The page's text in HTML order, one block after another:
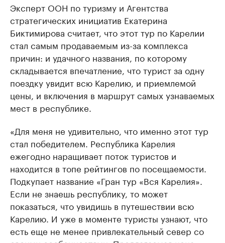
Эксперт ООН по туризму и Агентства
стратегических инициатив Екатерина
Биктимирова считает, что этот тур по Карелии
стал самым продаваемым из-за комплекса
причин: и удачного названия, по которому
складывается впечатление, что турист за одну
поездку увидит всю Карелию, и приемлемой
цены, и включения в маршрут самых узнаваемых
мест в республике.
«Для меня не удивительно, что именно этот тур
стал победителем. Республика Карелия
ежегодно наращивает поток туристов и
находится в топе рейтингов по посещаемости.
Подкупает название «Гран тур «Вся Карелия».
Если не знаешь республику, то может
показаться, что увидишь в путешествии всю
Карелию. И уже в моменте туристы узнают, что
есть еще не менее привлекательный север со